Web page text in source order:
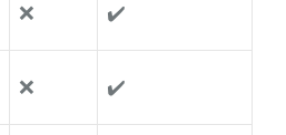
❌ ✔️
❌ ✔️